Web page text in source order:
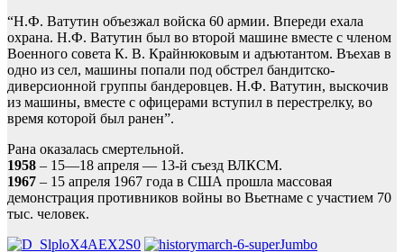
“Н.Ф. Ватутин объезжал войска 60 армии. Впереди ехала
охрана. Н.Ф. Ватутин был во второй машине вместе с членом
Военного совета К. В. Крайнюковым и адъютантом. Въехав в
одно из сел, машины попали под обстрел бандитско-
диверсионной группы бандеровцев. Н.Ф. Ватутин, выскочив
из машины, вместе с офицерами вступил в перестрелку, во
время которой был ранен”.
Рана оказалась смертельной.
1958 – 15—18 апреля — 13-й съезд ВЛКСМ.
1967 – 15 апреля 1967 года в США прошла массовая
демонстрация противников войны во Вьетнаме с участием 70
тыс. человек.